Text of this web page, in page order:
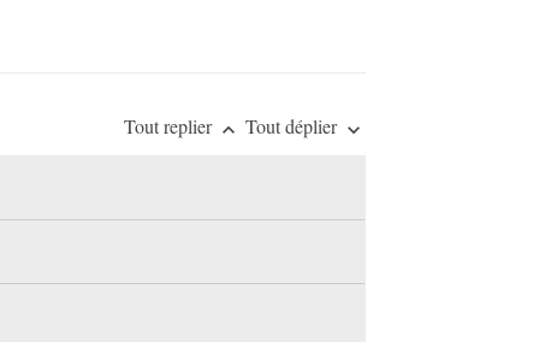
Tout replier keyboard_arrow_up Tout déplier keyboard_arrow_down